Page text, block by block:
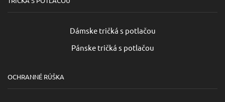
Dámske tričká s potlačou
Pánske tričká s potlačou
OCHRANNÉ RÚŠKA